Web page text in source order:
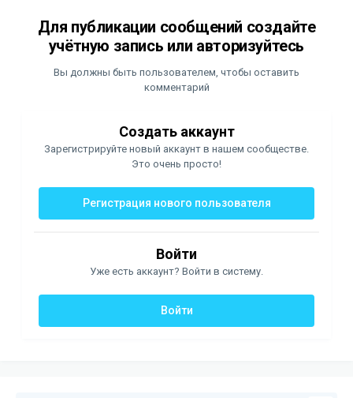
Для публикации сообщений создайте
учётную запись или авторизуйтесь
Вы должны быть пользователем, чтобы оставить
комментарий
Создать аккаунт
Зарегистрируйте новый аккаунт в нашем сообществе.
Это очень просто!
Регистрация нового пользователя
Войти
Уже есть аккаунт? Войти в систему.
Войти